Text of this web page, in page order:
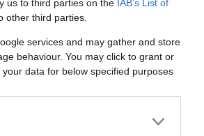
us to third parties on the IAB’s List of
other third parties.
services and may gather and store
behaviour. You may click to grant or
data for below specified purposes
15
τότε
των
2021
Νέο τροχαίο με
υλικές ζημιές